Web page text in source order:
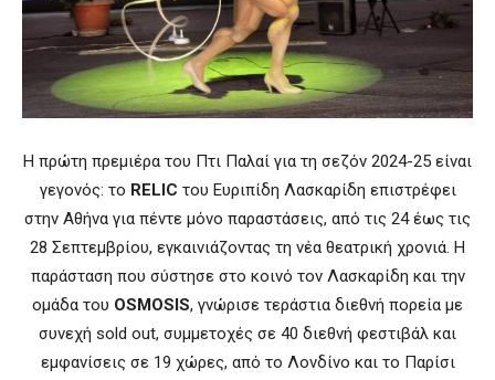
Η πρώτη πρεμιέρα του Πτι Παλαί για τη σεζόν 2024-25 είναι
γεγονός: το RELIC του Ευριπίδη Λασκαρίδη επιστρέφει
στην Αθήνα για πέντε μόνο παραστάσεις, από τις 24 έως τις
28 Σεπτεμβρίου, εγκαινιάζοντας τη νέα θεατρική χρονιά. Η
παράσταση που σύστησε στο κοινό τον Λασκαρίδη και την
ομάδα του OSMOSIS, γνώρισε τεράστια διεθνή πορεία με
συνεχή sold out, συμμετοχές σε 40 διεθνή φεστιβάλ και
εμφανίσεις σε 19 χώρες, από το Λονδίνο και το Παρίσι